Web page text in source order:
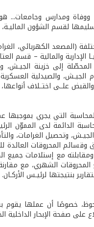
ووفاة ومدارس
لقسم الشؤون
(المصعد الكهربائي،
الإدارية والمالية – قسم
إلى خزينة
الجيـش، والصيدلية
علــى اختــلاف
التي يجري بموجبها
الدائمة لدى المموّن
وتحصيل الغرامات،
المحروقات العائدة
مع إستلامات جميع
الشهري، مع
بنتيجتها لرئيـس الأركـان.
خصوصًا أن عملها يقوم
على صفحة الإبحار